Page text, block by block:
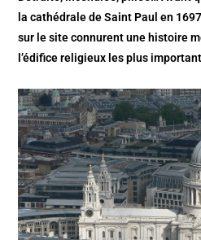
la cathédrale de Saint Paul en
sur le site connurent une histoire
l’édifice religieux les plus